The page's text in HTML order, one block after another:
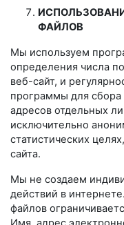
ФАЙЛОВ
Мы используем
определения числа
веб-сайт, и
программы для
адресов отдельных
исключительно
статистических
сайта.
Мы не создаем
действий в
файлов